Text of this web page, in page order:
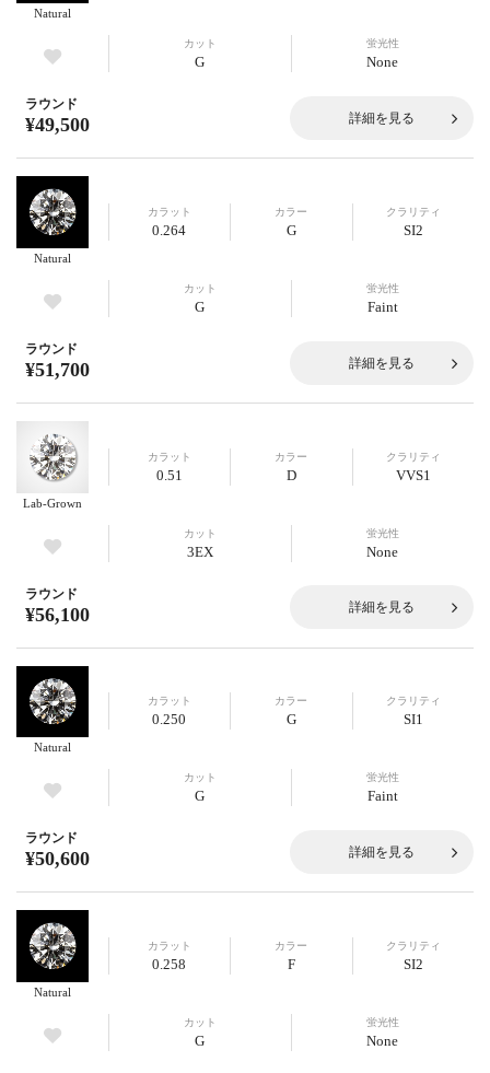
Natural
カット
G
蛍光性
None
ラウンド
¥49,500 詳細を見る
Natural
カラット
0.264
カラー
G
クラリティ
SI2
カット
G
蛍光性
Faint
ラウンド
¥51,700 詳細を見る
Lab-Grown
カラット
0.51
カラー
D
クラリティ
VVS1
カット
3EX
蛍光性
None
ラウンド
¥56,100 詳細を見る
Natural
カラット
0.250
カラー
G
クラリティ
SI1
カット
G
蛍光性
Faint
ラウンド
¥50,600 詳細を見る
Natural
カラット
0.258
カラー
F
クラリティ
SI2
カット
G
蛍光性
None